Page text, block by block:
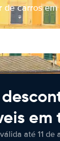
de carros
em
até 11